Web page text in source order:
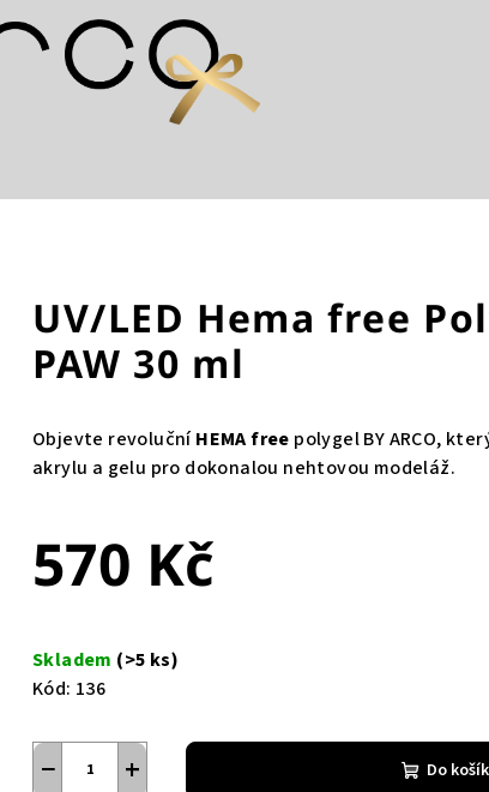
UV/LED Hema free
PAW 30 ml
Objevte revolučníHEMA free polygel BY ARCO,
akrylu a gelu pro dokonalou nehtovou modeláž.
570 Kč
cena:
Skladem (>5 ks)
Kód: 136
+
− Do